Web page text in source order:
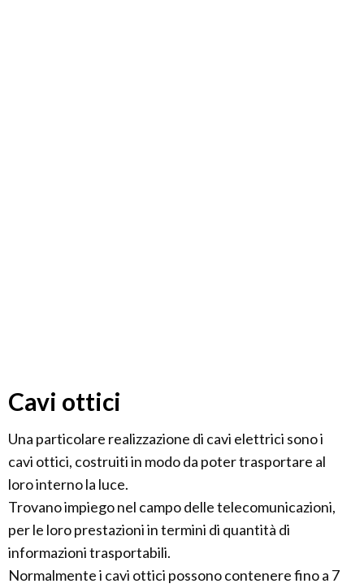
Cavi ottici
Una particolare realizzazione di cavi elettrici sono i
cavi ottici, costruiti in modo da poter trasportare al
loro interno la luce.
Trovano impiego nel campo delle telecomunicazioni,
per le loro prestazioni in termini di quantità di
informazioni trasportabili.
Normalmente i cavi ottici possono contenere fino a 7